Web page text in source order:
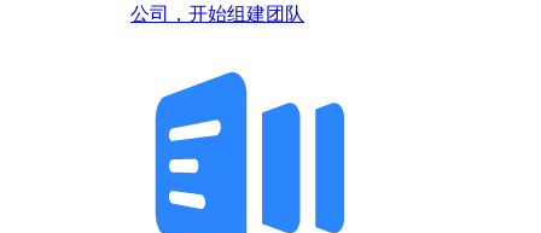
公司，开始组建团队